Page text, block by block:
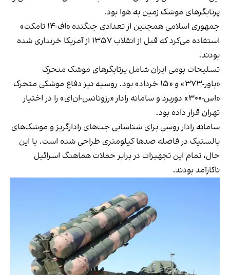
پرتابگرهای موشک زمین به هوا بود.
جمهوری اسلامی همچنین از تعدادی جنگنده «اف-۱۴ تامکت»
استفاده می‌کرد که قبل از انقلاب ۱۳۵۷ از آمریکا خریداری شده
بودند.
تسلیحات بومی ایران شامل پرتابگرهای موشک متحرک
«باور-۳۷۳» و «۱۵ خرداد» بود. روسیه نیز دفاع موشکی متحرک
«اس-۳۰۰» دوربرد و سامانه رادار «رزونانس-ان‌ای» را در اختیار
تهران قرار داده بود.
سامانه رادار روسی برای شناسایی جت‌های رادارگریز و موشک‌های
بالستیک در فاصله صدها کیلومتری طراحی شده است. با این
حال، تمام این تجهیزات در برابر حملات هماهنگ اسرائیل
ناکارآمد بودند.